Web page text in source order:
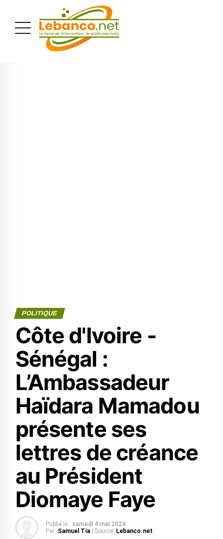
POLITIQUE
Côte d'Ivoire -
Sénégal :
L’Ambassadeur
Haïdara Mamadou
présente ses
lettres de créance
au Président
Diomaye Faye
Publié le : samedi 4 mai 2024
Par: Samuel Tia | Source: Lebanco.net